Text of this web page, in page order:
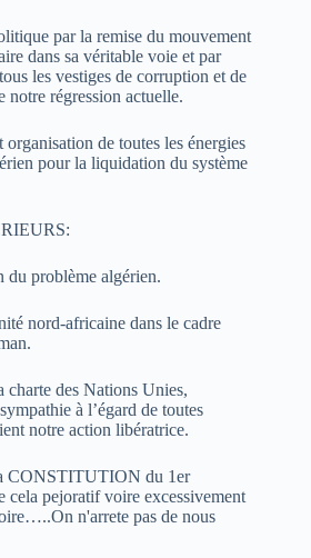
par la remise du mouvement
dans sa véritable voie et par
les vestiges de corruption et de
notre régression actuelle.
organisation de toutes les énergies
pour la liquidation du système
du problème algérien.
nord-africaine dans le cadre
charte des Nations Unies,
à l’égard de toutes
notre action libératrice.
CONSTITUTION du 1er
cela pejoratif voire excessivement
n'arrete pas de nous